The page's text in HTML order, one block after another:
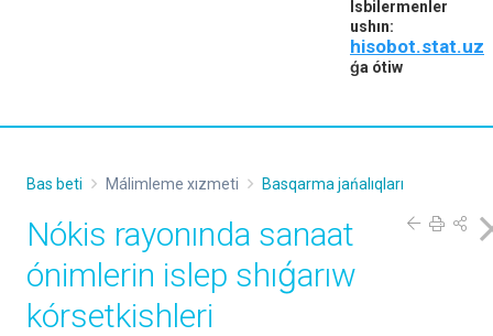
Isbilermenler
ushın:
hisobot.stat.uz
ǵa ótiw
Bas beti Málimleme xızmeti Basqarma jańalıqları
Nókis rayonında sanaat
ónimlerin islep shıǵarıw
kórsetkishleri